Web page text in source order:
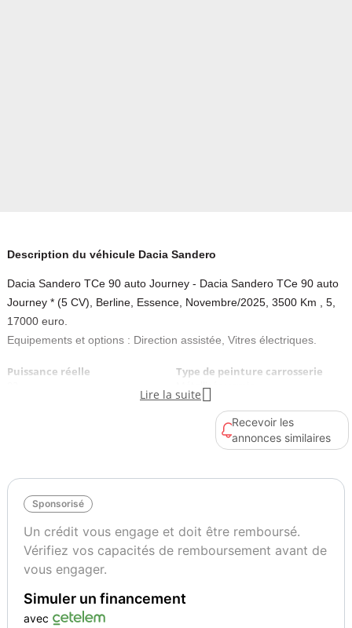
Description du véhicule Dacia Sandero
Dacia Sandero TCe 90 auto Journey - Dacia Sandero TCe 90 auto
Journey * (5 CV), Berline, Essence, Novembre/2025, 3500 Km , 5,
17000 euro.
Equipements et options : Direction assistée, Vitres électriques.
Puissance réelle
Type de peinture carrosserie
Métallisée vernie
Lire la suite 
Recevoir les
annonces similaires
Sponsorisé
Un crédit vous engage et doit être remboursé.
Vérifiez vos capacités de remboursement avant de
vous engager.
Simuler un financement
avec